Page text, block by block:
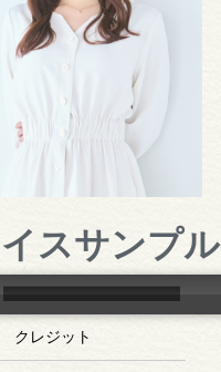
スサンプル
クレジット